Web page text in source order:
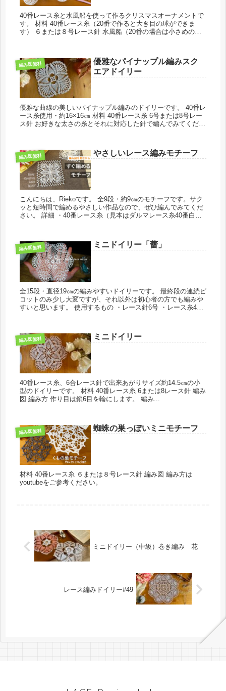
40番レース糸と水風船を使って作るクリスマスオーナメントで
す。 材料 40番レース糸（20番で作ると大き目の球ができま
す） ６または８号レース針 水風船（20番の場合は小さめの風
編み図無料
優雅なパイナップル編みスク
エアドイリー
優雅な曲線の美しいパイナップル編みのドイリーです。 40番レ
ース糸使用・約16×16㎝ 材料 40番レース糸 6号または8号レー
ス針 お好きな太さの糸とそれに対応した針で編んでみてくださ
編み図無料 やさしいレース編みモチーフ
こんにちは、Riekoです。 全9段・約9㎝のモチーフです。サク
ッと短時間で編めるやさしい作品なので、ぜひ編んでみてくだ
さい。 詳細 ・40番レース糸（見本はダルマレース糸40番白）
編み図無料 ミニドイリー「蕾」
全15段・直径19㎝の編みやすいドイリーです。 最終段の連続ピ
コットのみ少し大変ですが、それ以外は初心者の方でも編みや
すいと思います。 使用するもの ・レース針6号 ・レース糸40
編み図無料 ミニドイリー
40番レース糸、6合レース針で出来あがりサイズ約14.5㎝の小
型のドイリーです。 材料 40番レース糸 6または8レース針 編み
図 編み方 作り目は鎖6目を輪にします。 編み...
編み図無料 蜘蛛の巣っぽいミニモチーフ
材料 40番レース糸 ６または８号レース針 編み図 編み方は
youtubeをご参考ください。
ミニドイリー（中級）巻き編み 花
レース編みドイリー#49